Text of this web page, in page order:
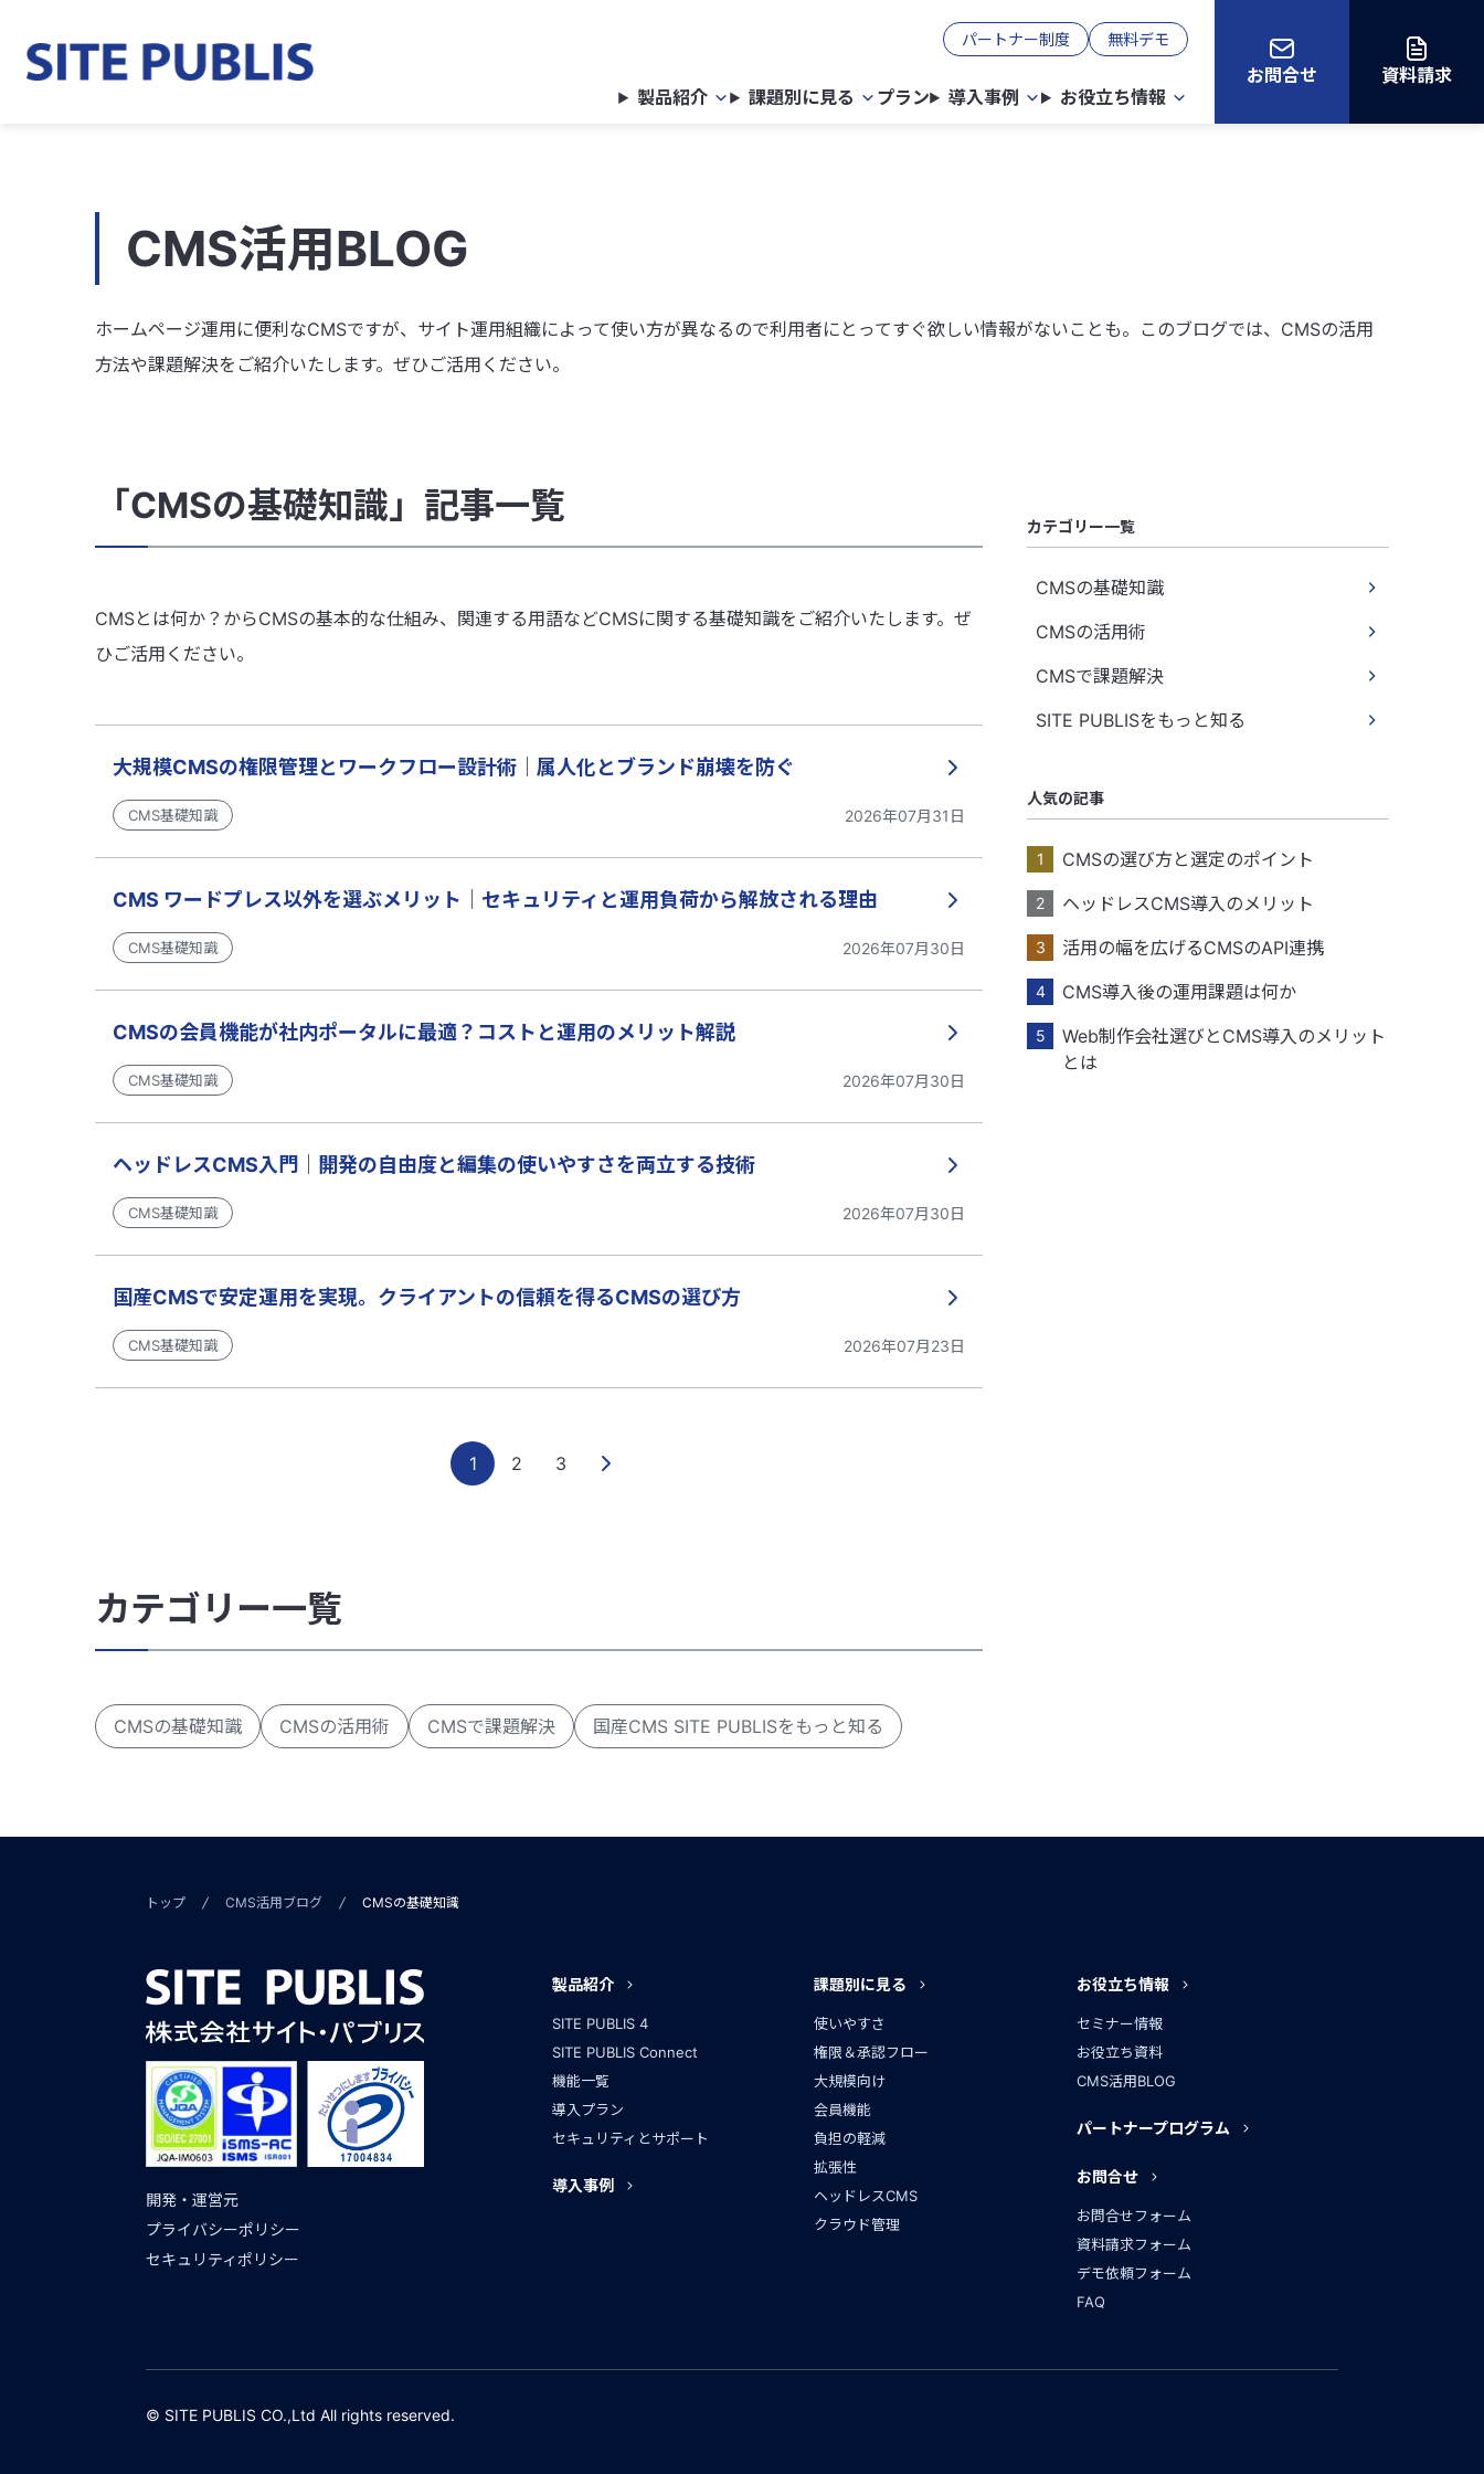
パートナー制度 無料デモ
製品紹介 課題別に見る プラン 導入事例 お役立ち情報
お問合せ 資料請求
CMS活用BLOG
ホームページ運用に便利なCMSですが、サイト運用組織によって使い方が異なるので利用者にとってすぐ欲しい情報がないことも。このブログでは、CMSの活用
方法や課題解決をご紹介いたします。ぜひご活用ください。
「CMSの基礎知識」記事一覧
CMSとは何か？からCMSの基本的な仕組み、関連する用語などCMSに関する基礎知識をご紹介いたします。ぜ
ひご活用ください。
大規模CMSの権限管理とワークフロー設計術｜属人化とブランド崩壊を防ぐ
CMS基礎知識 2026年07月31日
CMS ワードプレス以外を選ぶメリット｜セキュリティと運用負荷から解放される理由
CMS基礎知識 2026年07月30日
CMSの会員機能が社内ポータルに最適？コストと運用のメリット解説
CMS基礎知識 2026年07月30日
ヘッドレスCMS入門｜開発の自由度と編集の使いやすさを両立する技術
CMS基礎知識 2026年07月30日
国産CMSで安定運用を実現。クライアントの信頼を得るCMSの選び方
CMS基礎知識 2026年07月23日
1 2 3
カテゴリー一覧
CMSの基礎知識 CMSの活用術 CMSで課題解決 国産CMS SITE PUBLISをもっと知る
カテゴリー一覧
CMSの基礎知識
CMSの活用術
CMSで課題解決
SITE PUBLISをもっと知る
人気の記事
CMSの選び方と選定のポイント
ヘッドレスCMS導入のメリット
活用の幅を広げるCMSのAPI連携
CMS導入後の運用課題は何か
Web制作会社選びとCMS導入のメリット
とは
トップ CMS活用ブログ CMSの基礎知識
開発・運営元
プライバシーポリシー
セキュリティポリシー
製品紹介
SITE PUBLIS 4
SITE PUBLIS Connect
機能一覧
導入プラン
セキュリティとサポート
導入事例
課題別に見る
使いやすさ
権限＆承認フロー
大規模向け
会員機能
負担の軽減
拡張性
ヘッドレスCMS
クラウド管理
お役立ち情報
セミナー情報
お役立ち資料
CMS活用BLOG
パートナープログラム
お問合せ
お問合せフォーム
資料請求フォーム
デモ依頼フォーム
FAQ
© SITE PUBLIS CO.,Ltd All rights reserved.